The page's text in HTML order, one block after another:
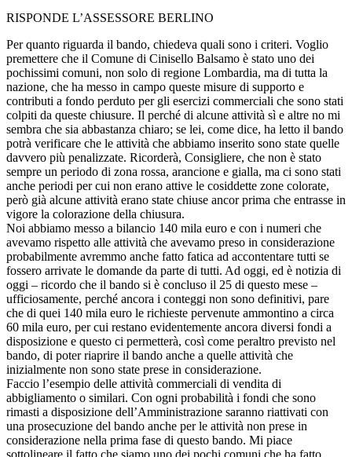
RISPONDE L’ASSESSORE BERLINO
Per quanto riguarda il bando, chiedeva quali sono i criteri. Voglio
premettere che il Comune di Cinisello Balsamo è stato uno dei
pochissimi comuni, non solo di regione Lombardia, ma di tutta la
nazione, che ha messo in campo queste misure di supporto e
contributi a fondo perduto per gli esercizi commerciali che sono stati
colpiti da queste chiusure. Il perché di alcune attività sì e altre no mi
sembra che sia abbastanza chiaro; se lei, come dice, ha letto il bando
potrà verificare che le attività che abbiamo inserito sono state quelle
davvero più penalizzate. Ricorderà, Consigliere, che non è stato
sempre un periodo di zona rossa, arancione e gialla, ma ci sono stati
anche periodi per cui non erano attive le cosiddette zone colorate,
però già alcune attività erano state chiuse ancor prima che entrasse in
vigore la colorazione della chiusura.
Noi abbiamo messo a bilancio 140 mila euro e con i numeri che
avevamo rispetto alle attività che avevamo preso in considerazione
probabilmente avremmo anche fatto fatica ad accontentare tutti se
fossero arrivate le domande da parte di tutti. Ad oggi, ed è notizia di
oggi – ricordo che il bando si è concluso il 25 di questo mese –
ufficiosamente, perché ancora i conteggi non sono definitivi, pare
che di quei 140 mila euro le richieste pervenute ammontino a circa
60 mila euro, per cui restano evidentemente ancora diversi fondi a
disposizione e questo ci permetterà, così come peraltro previsto nel
bando, di poter riaprire il bando anche a quelle attività che
inizialmente non sono state prese in considerazione.
Faccio l’esempio delle attività commerciali di vendita di
abbigliamento o similari. Con ogni probabilità i fondi che sono
rimasti a disposizione dell’Amministrazione saranno riattivati con
una prosecuzione del bando anche per le attività non prese in
considerazione nella prima fase di questo bando. Mi piace
sottolineare il fatto che siamo uno dei pochi comuni che ha fatto